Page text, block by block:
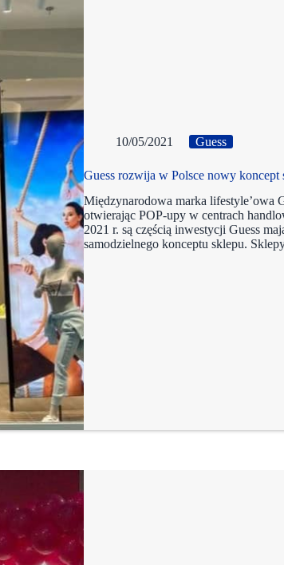
10/05/2021 Guess
Guess rozwija w Polsce nowy koncept
Międzynarodowa marka lifestyle’owa
otwierając POP-upy w centrach
2021 r. są częścią inwestycji Guess
samodzielnego konceptu sklepu.